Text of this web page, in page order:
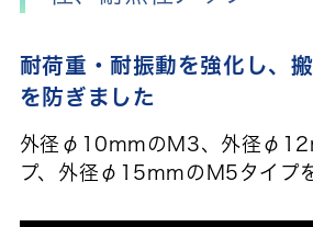
耐荷重・耐振動を強化し、
を防ぎました
外径φ10mmのM3、外径
プ、外径φ15mmのM5タイプ